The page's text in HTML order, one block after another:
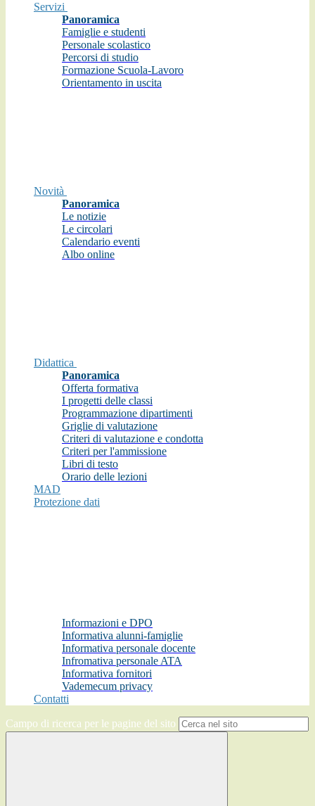
Servizi
Panoramica
Famiglie e studenti
Personale scolastico
Percorsi di studio
Formazione Scuola-Lavoro
Orientamento in uscita
Novità
Panoramica
Le notizie
Le circolari
Calendario eventi
Albo online
Didattica
Panoramica
Offerta formativa
I progetti delle classi
Programmazione dipartimenti
Griglie di valutazione
Criteri di valutazione e condotta
Criteri per l'ammissione
Libri di testo
Orario delle lezioni
MAD
Protezione dati
Informazioni e DPO
Informativa alunni-famiglie
Informativa personale docente
Infromativa personale ATA
Informativa fornitori
Vademecum privacy
Contatti
Campo di ricerca per le pagine del sito